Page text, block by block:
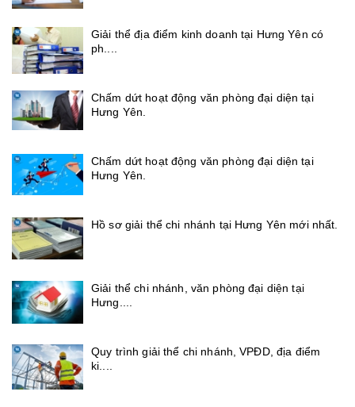
Giải thể địa điểm kinh doanh tại Hưng Yên có
ph....
Chấm dứt hoạt động văn phòng đại diện tại
Hưng Yên.
Chấm dứt hoạt động văn phòng đại diện tại
Hưng Yên.
Hồ sơ giải thể chi nhánh tại Hưng Yên mới nhất.
Giải thể chi nhánh, văn phòng đại diện tại
Hưng....
Quy trình giải thể chi nhánh, VPĐD, địa điểm
ki....